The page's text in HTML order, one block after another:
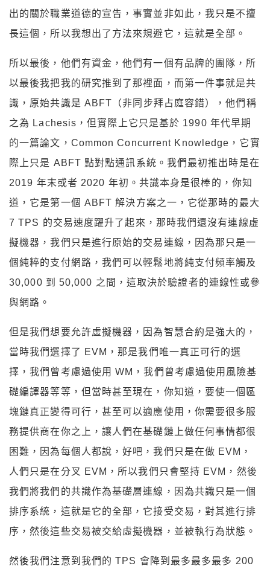
出的關於職業道德的宣告，事實並非如此，我只是不擅
長這個，所以我想出了方法來規避它，這就是全部。
所以最後，他們有資金，他們有一個有品牌的團隊，所
以最後我把我的研究推到了那裡面，而第一件事就是共
識，原始共識是 ABFT（非同步拜占庭容錯），他們稱
之為 Lachesis，但實際上它只是基於 1990 年代早期
的一篇論文，Common Concurrent Knowledge，它實
際上只是 ABFT 點對點通訊系統。我們最初推出時是在
2019 年末或者 2020 年初。共識本身是很棒的，你知
道，它是第一個 ABFT 解決方案之一，它從那時的最大
7 TPS 的交易速度躍升了起來，那時我們還沒有連線虛
擬機器，我們只是進行原始的交易連線，因為那只是一
個純粹的支付網路，我們可以輕鬆地將純支付頻率觸及
30,000 到 50,000 之間，這取決於驗證者的連線性或參
與網路。
但是我們想要允許虛擬機器，因為智慧合約是強大的，
當時我們選擇了 EVM，那是我們唯一真正可行的選
擇，我們曾考慮過使用 WM，我們曾考慮過使用風險基
礎編譯器等等，但當時甚至現在，你知道，要使一個區
塊鏈真正變得可行，甚至可以適應使用，你需要很多服
務提供商在你之上，讓人們在基礎鏈上做任何事情都很
困難，因為每個人都說，好吧，我們只是在做 EVM，
人們只是在分叉 EVM，所以我們只會堅持 EVM，然後
我們將我們的共識作為基礎層連線，因為共識只是一個
排序系統，這就是它的全部，它接受交易，對其進行排
序，然後這些交易被交給虛擬機器，並被執行為狀態。
然後我們注意到我們的 TPS 會降到最多最多最多 200